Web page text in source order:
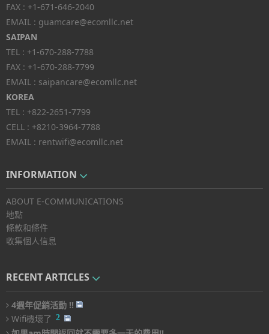
FAX : +1-671-646-2040
EMAIL : guamcare@ecomllc.net
SAIPAN
TEL : +1-670-288-7788
FAX : +1-670-288-7799
EMAIL : saipancare@ecomllc.net
KOREA
TEL : +822-2651-7799
CELL : +8210-3964-7788
EMAIL : rentwifi@ecomllc.net
INFORMATION
ABOUT E-COMMUNICATIONS
地點
條款和條件
收集個人信息
RECENT ARTICLES
4週年促銷活動 !!
Wifi機壞了 2